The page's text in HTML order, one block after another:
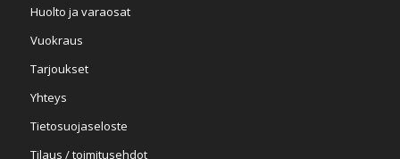
Huolto ja varaosat
Vuokraus
Tarjoukset
Yhteys
Tietosuojaseloste
Tilaus / toimitusehdot